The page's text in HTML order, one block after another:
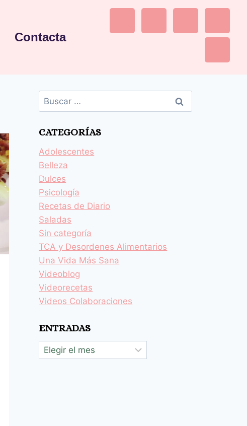
Contacta
CATEGORÍAS
Adolescentes
Belleza
Dulces
Psicología
Recetas de Diario
Saladas
Sin categoría
TCA y Desordenes Alimentarios
Una Vida Más Sana
Videoblog
Videorecetas
Videos Colaboraciones
ENTRADAS